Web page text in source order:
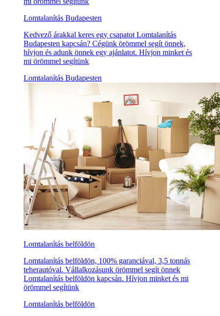
Lomtalanítás Budapesten
Kedvező árakkal keres egy csapatot Lomtalanítás
Budapesten kapcsán? Cégünk örömmel segít önnek,
hívjon és adunk önnek egy ajánlatot. Hívjon minket és
mi örömmel segítünk
Lomtalanítás Budapesten
Lomtalanítás belföldön
Lomtalanítás belföldön, 100% garanciával, 3,5 tonnás
teherautóval. Vállalkozásunk örömmel segít önnek
Lomtalanítás belföldön kapcsán. Hívjon minket és mi
örömmel segítünk
Lomtalanítás belföldön